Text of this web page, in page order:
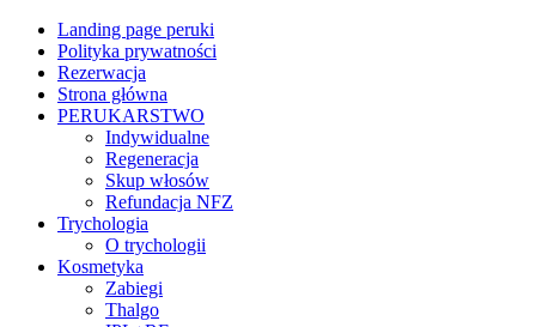
Landing page peruki
Polityka prywatności
Rezerwacja
Strona główna
PERUKARSTWO
Indywidualne
Regeneracja
Skup włosów
Refundacja NFZ
Trychologia
O trychologii
Kosmetyka
Zabiegi
Thalgo